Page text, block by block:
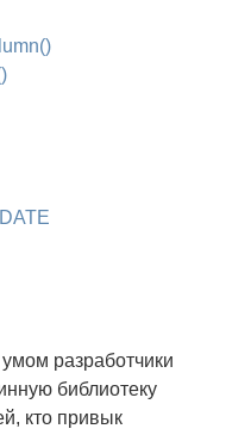
разработчики
библиотеку
кто привык